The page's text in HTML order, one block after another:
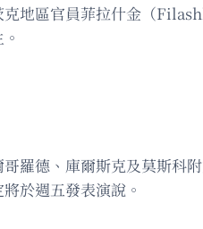
地區官員菲拉什金（
羅德、庫爾斯克及莫斯科
於週五發表演說。